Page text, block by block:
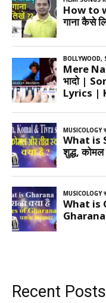
Recent Posts